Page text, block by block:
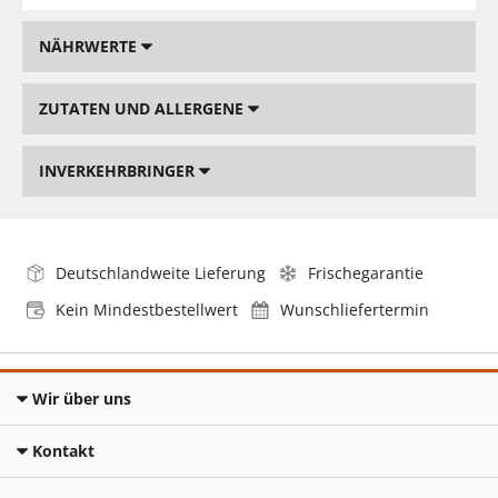
NÄHRWERTE
ZUTATEN UND ALLERGENE
INVERKEHRBRINGER
Deutschlandweite Lieferung
Frischegarantie
Kein Mindestbestellwert
Wunschliefertermin
Wir über uns
Kontakt